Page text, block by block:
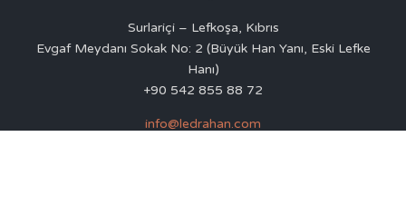
Surlariçi – Lefkoşa, Kıbrıs
Evgaf Meydanı Sokak No: 2 (Büyük Han Yanı, Eski Lefke
Hanı)
+90 542 855 88 72
info@ledrahan.com